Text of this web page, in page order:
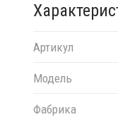
Переработка
Посмотреть
Для
Артикул
Модель
Фабрика